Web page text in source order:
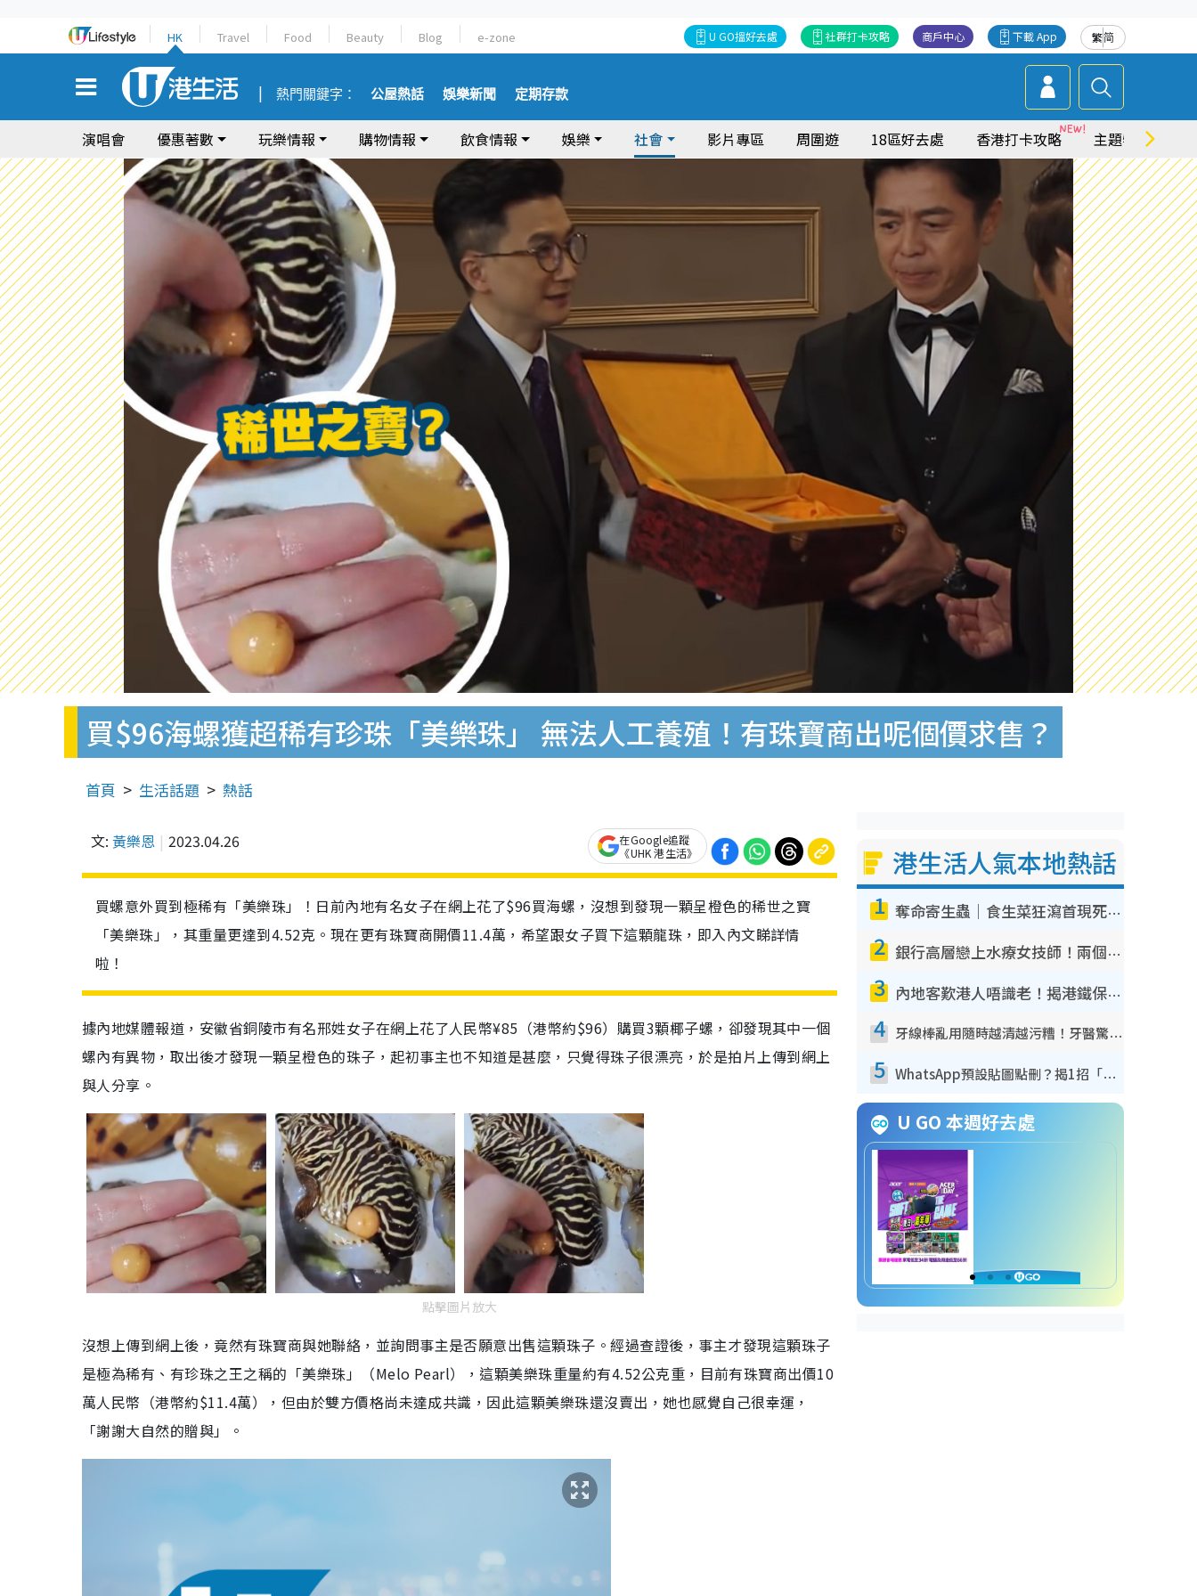
HK Travel Food Beauty Blog e-zone 繁简
下載 App
商戶中心
社群打卡攻略
U GO搵好去處
熱門關鍵字： 公屋熱話 娛樂新聞 定期存款
演唱會 優惠著數 玩樂情報 購物情報 飲食情報 娛樂 社會 影片專區 周圍遊 18區好去處 香港打卡攻略 主題特集
買$96海螺獲超稀有珍珠「美樂珠」 無法人工養殖！有珠寶商出呢個價求售？
首頁 生活話題 熱話
文: 黃樂恩 2023.04.26
在Google追蹤
《UHK 港生活》
買螺意外買到極稀有「美樂珠」！日前內地有名女子在網上花了$96買海螺，沒想到發現一顆呈橙色的稀世之寶
「美樂珠」，其重量更達到4.52克。現在更有珠寶商開價11.4萬，希望跟女子買下這顆龍珠，即入內文睇詳情
啦！
據內地媒體報道，安徽省銅陵市有名邢姓女子在網上花了人民幣¥85（港幣約$96）購買3顆椰子螺，卻發現其中一個
螺內有異物，取出後才發現一顆呈橙色的珠子，起初事主也不知道是甚麼，只覺得珠子很漂亮，於是拍片上傳到網上
與人分享。
點擊圖片放大
沒想上傳到網上後，竟然有珠寶商與她聯絡，並詢問事主是否願意出售這顆珠子。經過查證後，事主才發現這顆珠子
是極為稀有、有珍珠之王之稱的「美樂珠」（Melo Pearl），這顆美樂珠重量約有4.52公克重，目前有珠寶商出價10
萬人民幣（港幣約$11.4萬），但由於雙方價格尚未達成共識，因此這顆美樂珠還沒賣出，她也感覺自己很幸運，
「謝謝大自然的贈與」。
港生活人氣本地熱話
1 奪命寄生蟲｜食生菜狂瀉首現死者！疫潮惡化錄1.8萬宗病例 揭洗菜3大謬誤
2 銀行高層戀上水療女技師！兩個月借128萬驚覺「沉船」沉落火海 揭背後疑似邪教操控賣淫
3 內地客歎港人唔識老！揭港鐵保鮮級冷氣 港人求放過：咪投訴
4 牙線棒亂用隨時越清越污糟！牙醫驚揭盲目過戶細菌恐致蛀牙：呢種先係日常真保養
5 WhatsApp預設貼圖點刪？揭1招「反向操作」還原簡潔介面 附3步實測教學
U GO 本週好去處